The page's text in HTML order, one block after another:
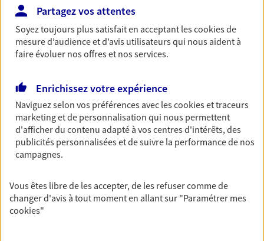
Préparez sereinement ce nouveau chapitre de
votre vie avec les conseils d'un expert. Découvrez
notre solution PER (Plan Epargne Retraite)
spécialement conçue pour la retraite.
Santé
Couvrez vos dépenses de santé ainsi que celles de
votre famille avec la complémentaire santé qui
vous ressemble.
Prévoyance
Pour un avenir serein, assurez-vous avec notre
contrat prévoyance. Préservez vos proches en cas
d'accident ou de maladie en optant pour les
garanties incapacité temporaire totale de travail,
Partagez vos attentes
Soyez toujours plus satisfait en acceptant lescookiesde
mesure d’audience et d’avis utilisateurs qui nous aident à
faire évoluer nos offres et nos services.
Enrichissez votre expérience
Naviguez selon vos préférences avec lescookies et traceurs
marketing et de personnalisation qui nous permettent
d'afficher du contenu adapté à vos centres d'intérêts, des
publicités personnalisées et de suivre la performance de nos
campagnes.
Vous êtes libre de les accepter, de les refuser comme de
changer d'avis à tout moment en allant sur "Paramétrer mes
cookies"